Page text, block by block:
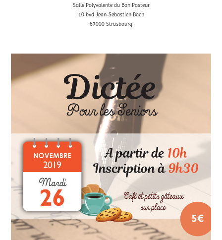
Salle Polyvalente du Bon Pasteur
10 bvd Jean-Sebastien Bach
67000 Strasbourg